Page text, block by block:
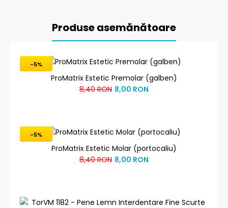
Produse asemănătoare
-5%
ProMatrix Estetic Premolar (galben)
8,40 RON 8,00 RON
-5%
ProMatrix Estetic Molar (portocaliu)
8,40 RON 8,00 RON